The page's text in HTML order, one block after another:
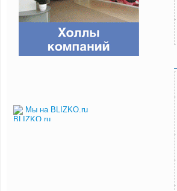
Мы на BLIZKO.ru